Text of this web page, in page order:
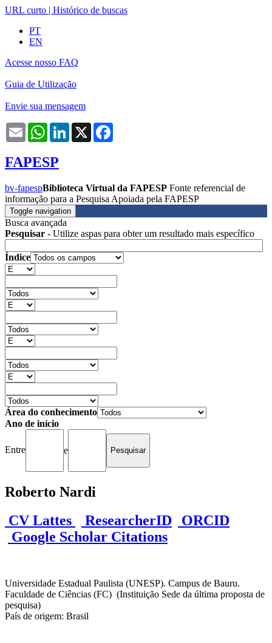
URL curto | Histórico de buscas
PT
EN
Acesse nosso FAQ
Guia de Utilização
Envie sua mensagem
Email WhatsAppLinkedIn
X
FAPESP
bv-fapespBiblioteca Virtual da FAPESP Fonte referencial de
informação para a Pesquisa Apoiada pela FAPESP
Toggle navigation
Busca avançada
Pesquisar - Utilize aspas para obter um resultado mais específico
Índice
Área do conhecimento
Ano de início
Entre e
Roberto Nardi
CV Lattes
ResearcherID
ORCID
Google Scholar Citations
Universidade Estadual Paulista (UNESP). Campus de Bauru.
Faculdade de Ciências (FC) (Instituição Sede da última proposta de
pesquisa)
País de origem: Brasil